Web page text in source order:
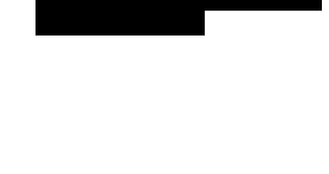
POLITIQUE FÉDÉRALE